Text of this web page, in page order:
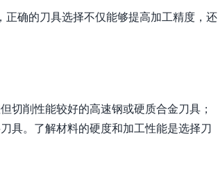
确的刀具选择不仅能够提高加工精度，还
切削性能较好的高速钢或硬质合金刀具；
具。了解材料的硬度和加工性能是选择刀